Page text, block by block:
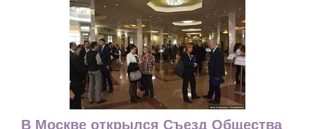
В Москве открылся Съезд Общества